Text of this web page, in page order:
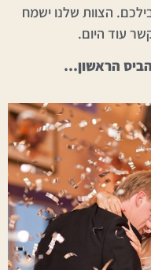
הצוות שלנו ישמח
עוד היום.
הראשון…